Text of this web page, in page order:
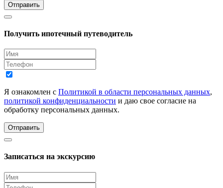
Отправить
Получить ипотечный путеводитель
Я ознакомлен с Политикой в области персональных данных,
политикой конфиденциальности и даю свое согласие на
обработку персональных данных.
Отправить
Записаться на экскурсию